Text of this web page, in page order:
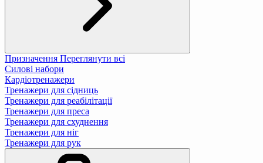
Призначення Переглянути всі
Силові набори
Кардіотренажери
Тренажери для сідниць
Тренажери для реабілітації
Тренажери для преса
Тренажери для схуднення
Тренажери для ніг
Тренажери для рук